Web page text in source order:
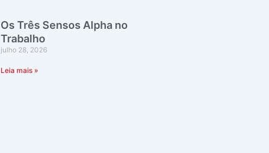
Os Três Sensos Alpha no
Trabalho
julho 28, 2026
Leia mais »